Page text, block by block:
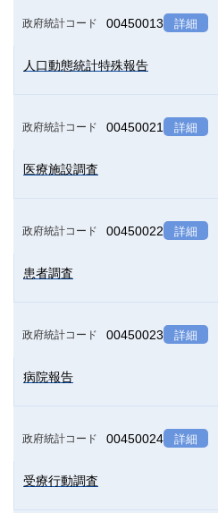
政府統計コード 00450013 詳細
人口動態統計特殊報告
政府統計コード 00450021 詳細
医療施設調査
政府統計コード 00450022 詳細
患者調査
政府統計コード 00450023 詳細
病院報告
政府統計コード 00450024 詳細
受療行動調査